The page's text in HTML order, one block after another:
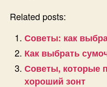
Related posts:
Советы: как
Как выбрать
Советы, которые
хороший зонт